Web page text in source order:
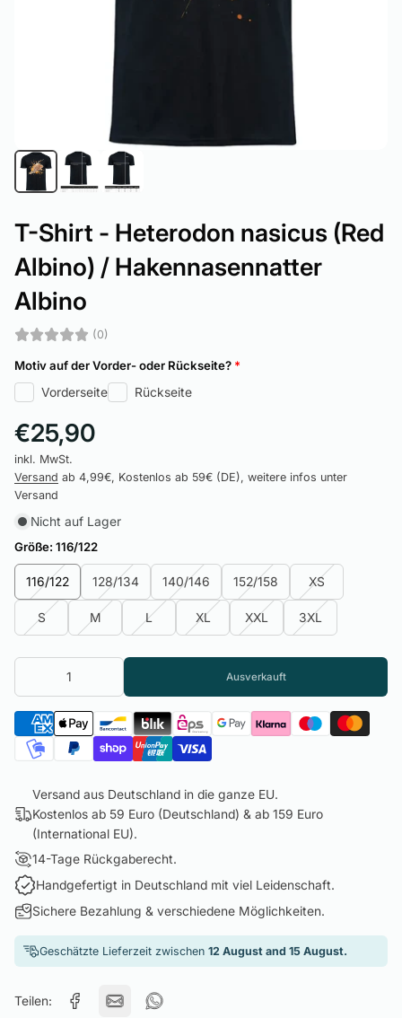
T-Shirt - Heterodon nasicus (Red
Albino) / Hakennasennatter
Albino
(0)
Motiv auf der Vorder- oder Rückseite? *
Vorderseite
Rückseite
€25,90
inkl. MwSt.
Versand ab 4,99€, Kostenlos ab 59€ (DE), weitere infos unter
Versand
Nicht auf Lager
Größe: 116/122
116/122 128/134 140/146 152/158 XS
S M L XL XXL 3XL
Ausverkauft
Versand aus Deutschland in die ganze EU.
Kostenlos ab 59 Euro (Deutschland) & ab 159 Euro
(International EU).
14-Tage Rückgaberecht.
Handgefertigt in Deutschland mit viel Leidenschaft.
Sichere Bezahlung & verschiedene Möglichkeiten.
Geschätzte Lieferzeit zwischen 12 August and 15 August.
Teilen: